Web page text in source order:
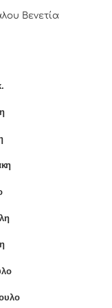
Βενετία